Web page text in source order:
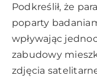
Podkreślił, że
poparty
wpływając
zabudowy
zdjęcia